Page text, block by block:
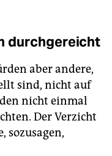
durchgereicht
aber andere,
sind, nicht auf
nicht einmal
Der Verzicht
sozusagen,